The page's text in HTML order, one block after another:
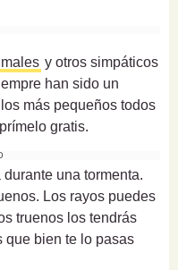
y otros simpáticos
han sido un
más pequeños todos
gratis.
una tormenta.
Los rayos puedes
truenos los tendrás
que bien te lo pasas